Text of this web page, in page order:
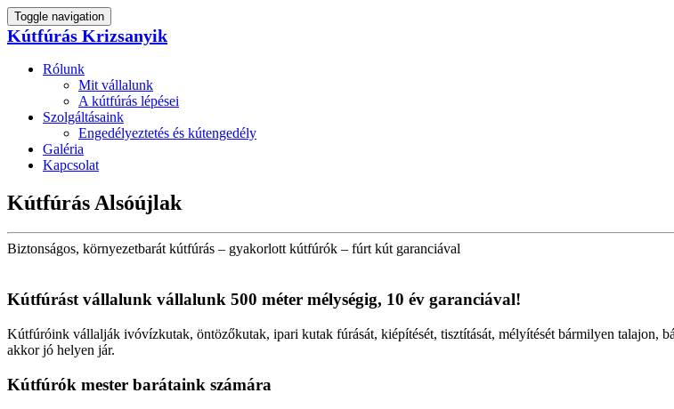
Toggle navigation
Kútfúrás Krizsanyik
Rólunk
Mit vállalunk
A kútfúrás lépései
Szolgáltásaink
Engedélyeztetés és kútengedély
Galéria
Kapcsolat
Kútfúrás Alsóújlak
Biztonságos, környezetbarát kútfúrás – gyakorlott kútfúrók – fúrt kút garanciával
Kútfúrást vállalunk vállalunk 500 méter mélységig, 10 év garanciával!
Kútfúróink vállalják ivóvízkutak, öntözőkutak, ipari kutak fúrását, kiépítését, tisztítását, mélyítését bármilyen talajon,
akkor jó helyen jár.
Kútfúrók mester barátaink számára